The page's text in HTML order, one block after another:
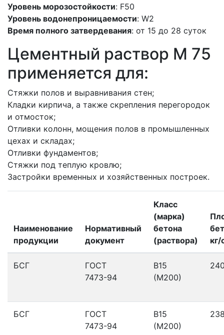
Уровень морозостойкости: F50
Уровень водонепроницаемости: W2
Время полного затвердевания: от 15 до 28 суток
Цементный раствор М 75
применяется для:
Стяжки полов и выравнивания стен;
Кладки кирпича, а также скрепления перегородок
и отмосток;
Отливки колонн, мощения полов в промышленных
цехах и складах;
Отливки фундаментов;
Стяжки под теплую кровлю;
Застройки временных и хозяйственных построек.
Наименование
продукции
Нормативный
документ
Класс
(марка)
бетона
(раствора)
кг/
БСГ
ГОСТ
7473-94
В15
(М200)
БСГ
ГОСТ
7473-94
В15
(М200)